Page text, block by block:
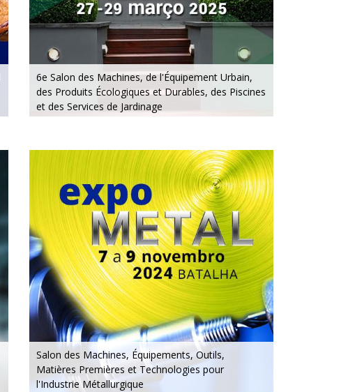
6e Salon des Machines, de l'Équipement Urbain,
des Produits Écologiques et Durables, des Piscines
et des Services de Jardinage
Du jeudi au samedi, de 10h à 19h
Salon des Machines, Équipements, Outils,
Matières Premières et Technologies pour
l'Industrie Métallurgique